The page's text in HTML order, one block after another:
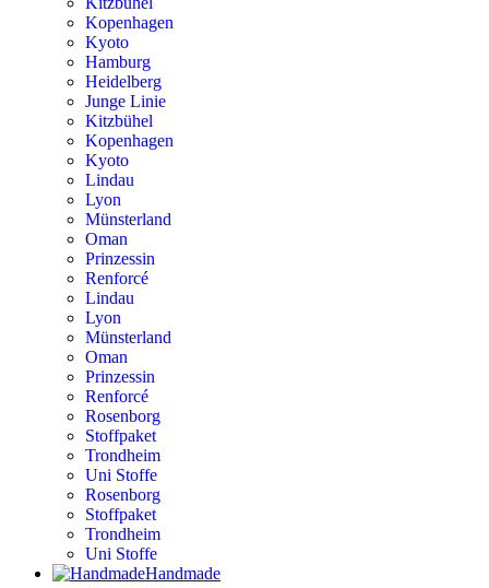
Kopenhagen
Kyoto
Hamburg
Heidelberg
Junge Linie
Kitzbühel
Kopenhagen
Kyoto
Lindau
Lyon
Münsterland
Oman
Prinzessin
Renforcé
Lindau
Lyon
Münsterland
Oman
Prinzessin
Renforcé
Rosenborg
Stoffpaket
Trondheim
Uni Stoffe
Rosenborg
Stoffpaket
Trondheim
Uni Stoffe
Handmade